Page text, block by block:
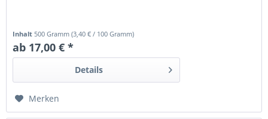
Inhalt500 Gramm(3,40 € / 100 Gramm)
ab 17,00 € *
Details
Merken